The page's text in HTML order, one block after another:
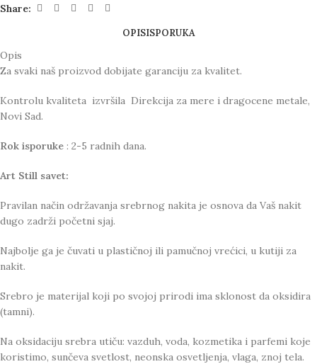
Share:
OPISISPORUKA
Opis
Za svaki naš proizvod dobijate garanciju za kvalitet.
Kontrolu kvaliteta izvršila Direkcija za mere i dragocene metale,
Novi Sad.
Rok isporuke : 2-5 radnih dana.
Art Still savet:
Pravilan način održavanja srebrnog nakita je osnova da Vaš nakit
dugo zadrži početni sjaj.
Najbolje ga je čuvati u plastičnoj ili pamučnoj vrećici, u kutiji za
nakit.
Srebro je materijal koji po svojoj prirodi ima sklonost da oksidira
(tamni).
Na oksidaciju srebra utiču: vazduh, voda, kozmetika i parfemi koje
koristimo, sunčeva svetlost, neonska osvetljenja, vlaga, znoj tela.